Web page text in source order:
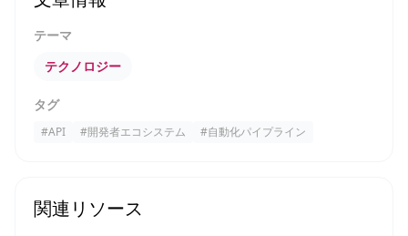
テーマ
テクノロジー
タグ
#API #開発者エコシステム #自動化パイプライン
関連リソース